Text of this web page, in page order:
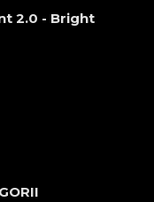
2.0 - Bright